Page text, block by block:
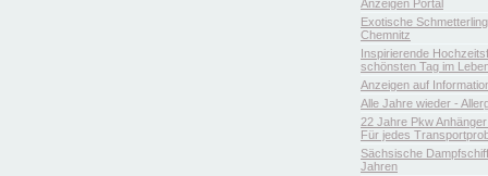
Anzeigen Portal
Exotische
Chemnitz
Inspirierende
schönsten Tag im
Anzeigen auf
Alle Jahre wieder -
22 Jahre Pkw
Für jedes
Sächsische
Jahren